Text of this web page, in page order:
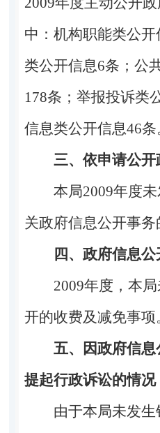
中：机构职能类公
类公开信息6条；公
178条；举报投诉类
信息类公开信息46条
三、依申请公
本局2009年度
关政府信息公开事务
四、政府信息
2009年度，本
开的收费及减免事项
五、因政府信息
提起行政诉讼的情况
由于本局未发